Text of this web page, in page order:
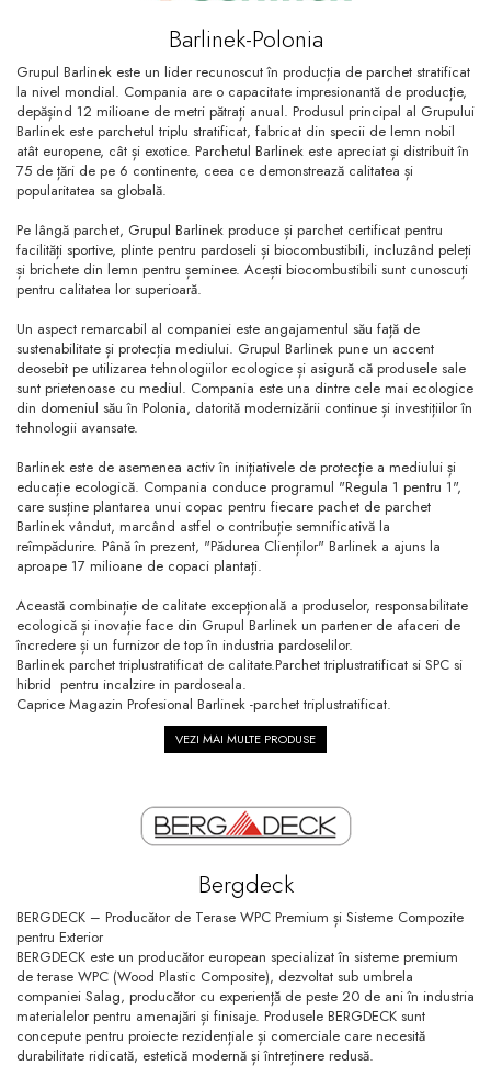
Barlinek-Polonia
Grupul Barlinek este un lider recunoscut în producția de parchet stratificat
la nivel mondial. Compania are o capacitate impresionantă de producție,
depășind 12 milioane de metri pătrați anual. Produsul principal al Grupului
Barlinek este parchetul triplu stratificat, fabricat din specii de lemn nobil
atât europene, cât și exotice. Parchetul Barlinek este apreciat și distribuit în
75 de țări de pe 6 continente, ceea ce demonstrează calitatea și
popularitatea sa globală.
Pe lângă parchet, Grupul Barlinek produce și parchet certificat pentru
facilități sportive, plinte pentru pardoseli și biocombustibili, incluzând peleți
și brichete din lemn pentru șeminee. Acești biocombustibili sunt cunoscuți
pentru calitatea lor superioară.
Un aspect remarcabil al companiei este angajamentul său față de
sustenabilitate și protecția mediului. Grupul Barlinek pune un accent
deosebit pe utilizarea tehnologiilor ecologice și asigură că produsele sale
sunt prietenoase cu mediul. Compania este una dintre cele mai ecologice
din domeniul său în Polonia, datorită modernizării continue și investițiilor în
tehnologii avansate.
Barlinek este de asemenea activ în inițiativele de protecție a mediului și
educație ecologică. Compania conduce programul "Regula 1 pentru 1",
care susține plantarea unui copac pentru fiecare pachet de parchet
Barlinek vândut, marcând astfel o contribuție semnificativă la
reîmpădurire. Până în prezent, "Pădurea Clienților" Barlinek a ajuns la
aproape 17 milioane de copaci plantați.
Această combinație de calitate excepțională a produselor, responsabilitate
ecologică și inovație face din Grupul Barlinek un partener de afaceri de
încredere și un furnizor de top în industria pardoselilor.
Barlinek parchet triplustratificat de calitate.Parchet triplustratificat si SPC si
hibrid pentru incalzire in pardoseala.
Caprice Magazin Profesional Barlinek -parchet triplustratificat.
VEZI MAI MULTE PRODUSE
Bergdeck
BERGDECK – Producător de Terase WPC Premium și Sisteme Compozite
pentru Exterior
BERGDECK este un producător european specializat în sisteme premium
de terase WPC (Wood Plastic Composite), dezvoltat sub umbrela
companiei Salag, producător cu experiență de peste 20 de ani în industria
materialelor pentru amenajări și finisaje. Produsele BERGDECK sunt
concepute pentru proiecte rezidențiale și comerciale care necesită
durabilitate ridicată, estetică modernă și întreținere redusă.